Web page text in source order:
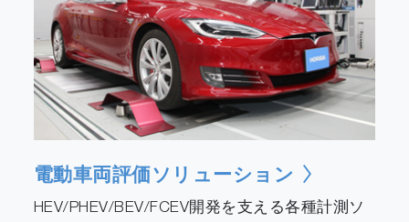
電動車両評価ソリューション
HEV/PHEV/BEV/FCEV開発を支える各種計測ソ